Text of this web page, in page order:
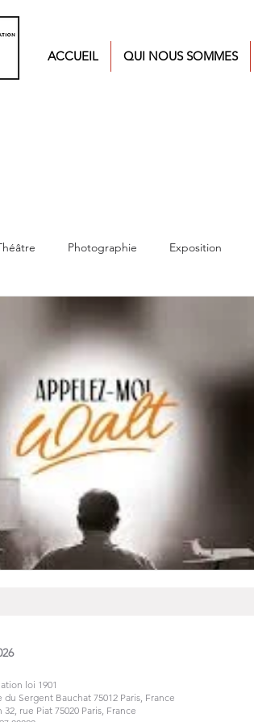
ACCUEIL QUI NOUS SOMMES
Photographie Exposition
loi 1901
du Sergent Bauchat 75012 Paris, France
rue Piat 75020 Paris, France